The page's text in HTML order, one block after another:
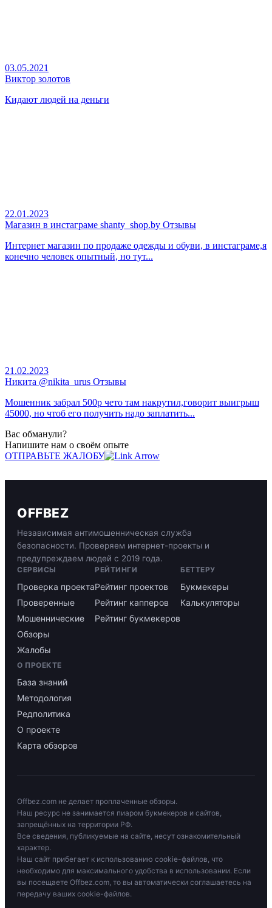
03.05.2021
Виктор золотов
Кидают людей на деньги
22.01.2023
Магазин в инстаграме shanty_shop.by Отзывы
Интернет магазин по продаже одежды и обуви, в инстаграме,я
конечно человек опытный, но тут...
21.02.2023
Никита @nikita_urus Отзывы
Мошенник забрал 500р чето там накрутил,говорит выигрыш
45000, но чтоб его получить надо заплатить...
Вас обманули?
Напишите нам о своём опыте
ОТПРАВЬТЕ ЖАЛОБУ
OFFBEZ
Независимая антимошенническая служба
безопасности. Проверяем интернет-проекты и
предупреждаем людей с 2019 года.
СЕРВИСЫ
Проверка проекта
Проверенные
Мошеннические
Обзоры
Жалобы
РЕЙТИНГИ
Рейтинг проектов
Рейтинг капперов
Рейтинг букмекеров
БЕТТЕРУ
Букмекеры
Калькуляторы
О ПРОЕКТЕ
База знаний
Методология
Редполитика
О проекте
Карта обзоров
Offbez.com не делает проплаченные обзоры.
Наш ресурс не занимается пиаром букмекеров и сайтов,
запрещённых на территории РФ.
Все сведения, публикуемые на сайте, несут ознакомительный
характер.
Наш сайт прибегает к использованию cookie-файлов, что
необходимо для максимального удобства в использовании. Если
вы посещаете Offbez.com, то вы автоматически соглашаетесь на
передачу ваших cookie-файлов.